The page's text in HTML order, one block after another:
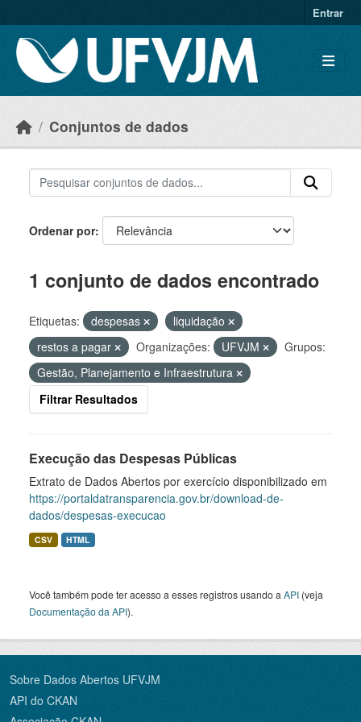
Entrar
Conjuntos de dados
Ordenar por
1 conjunto de dados encontrado
Etiquetas: despesas
liquidação
restos a pagar
Organizações: UFVJM
Grupos:
Gestão, Planejamento e Infraestrutura
Filtrar Resultados
Execução das Despesas Públicas
Extrato de Dados Abertos por exercício disponibilizado em
https://portaldatransparencia.gov.br/download-de-
dados/despesas-execucao
CSV HTML
Você também pode ter acesso a esses registros usando a API (veja
Documentação da API).
Sobre Dados Abertos UFVJM
API do CKAN